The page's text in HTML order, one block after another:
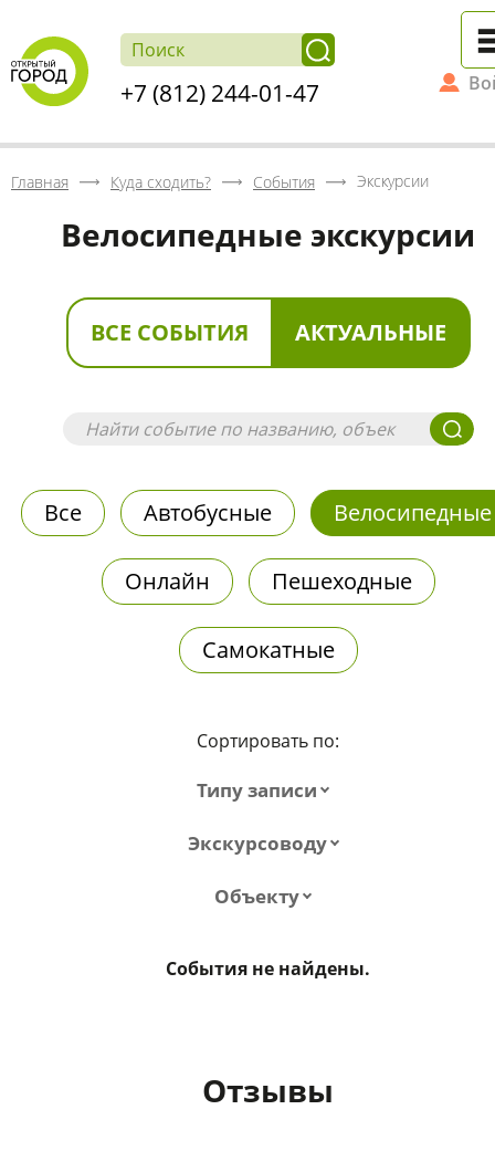
+7 (812) 244-01-47
Главная Куда сходить? События Экскурсии
Велосипедные экскурсии
ВСЕ СОБЫТИЯ АКТУАЛЬНЫЕ
Все Автобусные Велосипедные
Онлайн Пешеходные
Самокатные
Сортировать по:
Типу записи
Экскурсоводу
Объекту
События не найдены.
Отзывы